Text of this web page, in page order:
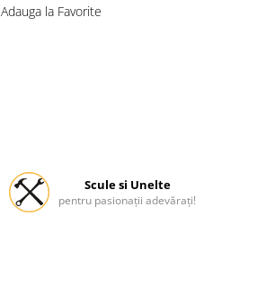
Adauga la Favorite
Scule si Unelte
pentru pasionații adevărați!